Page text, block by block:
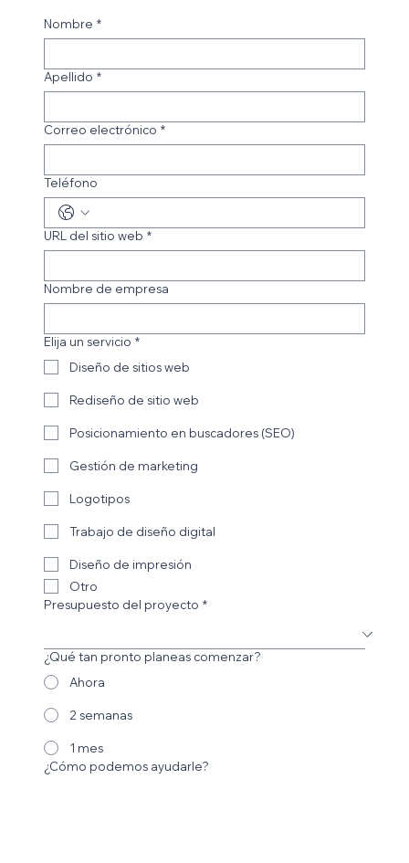
Nombre *
Apellido *
Correo electrónico *
Teléfono
URL del sitio web *
Nombre de empresa
Elija un servicio *
Diseño de sitios web
Rediseño de sitio web
Posicionamiento en buscadores (SEO)
Gestión de marketing
Logotipos
Trabajo de diseño digital
Diseño de impresión
Otro
Presupuesto del proyecto *
¿Qué tan pronto planeas comenzar?
Ahora
2 semanas
1 mes
¿Cómo podemos ayudarle?